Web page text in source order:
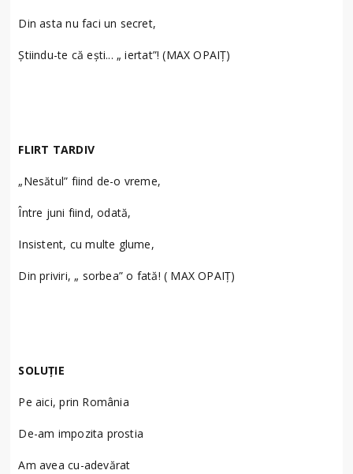
Din asta nu faci un secret,
Știindu-te că ești... „ iertat”! (MAX OPAIȚ)
FLIRT TARDIV
„Nesătul” fiind de-o vreme,
Între juni fiind, odată,
Insistent, cu multe glume,
Din priviri, „ sorbea” o fată! ( MAX OPAIȚ)
SOLUȚIE
Pe aici, prin România
De-am impozita prostia
Am avea cu-adevărat